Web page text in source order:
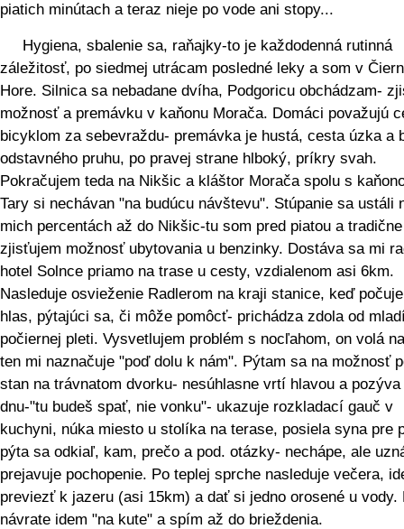
piatich minútach a teraz nieje po vode ani stopy...
Hygiena, sbalenie sa, raňajky-to je každodenná rutinná
záležitosť, po siedmej utrácam posledné leky a som v
Hore. Silnica sa nebadane dvíha, Podgoricu obchádzam-
možnosť a premávku v kaňonu Morača. Domáci považujú
bicyklom za sebevraždu- premávka je hustá, cesta úzka a
odstavného pruhu, po pravej strane hlboký, príkry svah.
Pokračujem teda na Nikšic a kláštor Morača spolu s
Tary si nechávan "na budúcu návštevu". Stúpanie sa ustáli
mich percentách až do Nikšic-tu som pred piatou a tradične
zjisťujem možnosť ubytovania u benzinky. Dostáva sa mi
hotel Solnce priamo na trase u cesty, vzdialenom asi 6km.
Nasleduje osvieženie Radlerom na kraji stanice, keď
hlas, pýtajúci sa, či môže pomôcť- prichádza zdola od
počiernej pleti. Vysvetlujem problém s nocľahom, on volá
ten mi naznačuje "poď dolu k nám". Pýtam sa na možnosť
stan na trávnatom dvorku- nesúhlasne vrtí hlavou a pozýva
dnu-"tu budeš spať, nie vonku"- ukazuje rozkladací gauč v
kuchyni, núka miesto u stolíka na terase, posiela syna pre
pýta sa odkiaľ, kam, prečo a pod. otázky- nechápe, ale
prejavuje pochopenie. Po teplej sprche nasleduje večera,
previezť k jazeru (asi 15km) a dať si jedno orosené u vody.
návrate idem "na kute" a spím až do brieždenia.